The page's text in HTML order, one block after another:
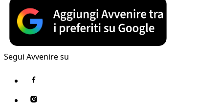
Segui Avvenire su